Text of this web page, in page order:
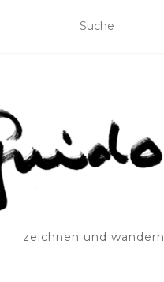
zeichnen und wandern